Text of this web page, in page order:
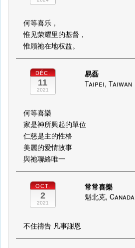
何等喜乐，
惟见荣耀里的基督，
惟顾祂在地权益。
DÉC.
11
2021
易磊
Taipei, Taiwan
何等喜樂
家是神所興起的單位
仁慈是主的性格
美麗的愛情故事
與祂聯絡唯一
OCT.
2
2021
常常喜樂
魁北克, Canada
不住禱告 凡事謝恩